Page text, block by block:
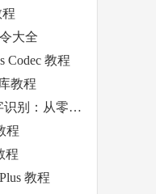
程
大全
Codec 教程
教程
手写数字识别：从零开始的深度学习之旅
程
程
教程